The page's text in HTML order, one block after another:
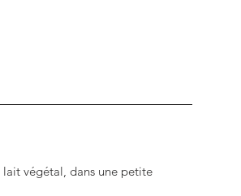
végétal, dans une petite